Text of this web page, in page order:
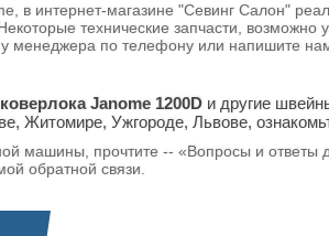
в интернет-магазине "Севинг Салон"
технические запчасти, возможно
у менеджера по телефону или напишите
Janome 1200D и другие
Житомире, Ужгороде, Львове,
машины, прочтите -- «Вопросы и ответы
обратной связи.